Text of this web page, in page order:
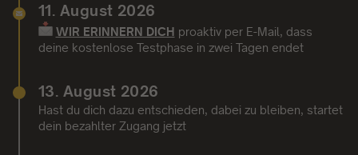
11. August 2026
WIR ERINNERN DICH proaktiv per E-Mail, dass
deine kostenlose Testphase in zwei Tagen endet
13. August 2026
Hast du dich dazu entschieden, dabei zu bleiben, startet
dein bezahlter Zugang jetzt